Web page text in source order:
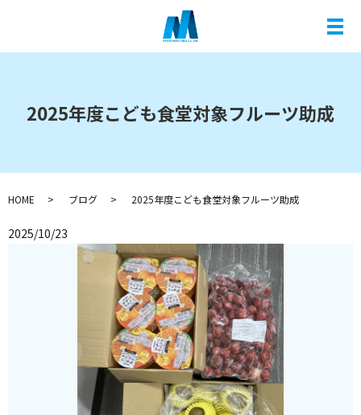
メ
2025年度こども食堂対象フルーツ助成
HOME ブログ 2025年度こども食堂対象フルーツ助成
2025/10/23